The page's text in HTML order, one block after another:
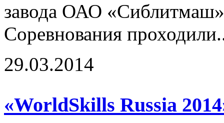
завода ОАО
Соревнования
29.03.2014
«WorldSkills Russia